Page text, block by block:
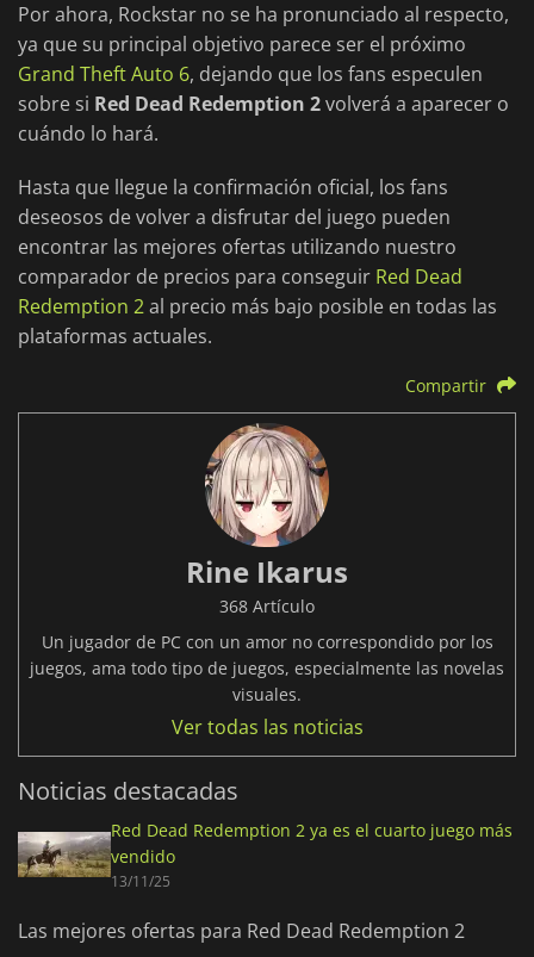
Por ahora, Rockstar no se ha pronunciado al respecto,
ya que su principal objetivo parece ser el próximo
Grand Theft Auto 6, dejando que los fans especulen
sobre si Red Dead Redemption 2volverá a aparecer o
cuándo lo hará.
Hasta que llegue la confirmación oficial, los fans
deseosos de volver a disfrutar del juego pueden
encontrar las mejores ofertas utilizando nuestro
comparador de precios para conseguir Red Dead
Redemption 2al precio más bajo posible en todas las
plataformas actuales.
Compartir
Rine Ikarus
368 Artículo
Un jugador de PC con un amor no correspondido por los
juegos, ama todo tipo de juegos, especialmente las novelas
visuales.
Ver todas las noticias
Noticias destacadas
Red Dead Redemption 2 ya es el cuarto juego más
vendido
13/11/25
Las mejores ofertas para Red Dead Redemption 2